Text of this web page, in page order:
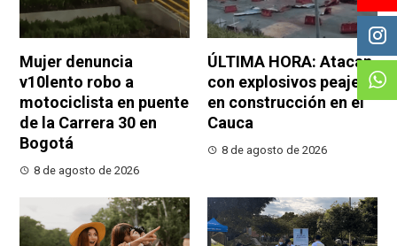
Mujer denuncia
v10lento robo a
motociclista en puente
de la Carrera 30 en
Bogotá
8 de agosto de 2026
ÚLTIMA HORA: Atacan
con explosivos peaje
en construcción en el
Cauca
8 de agosto de 2026